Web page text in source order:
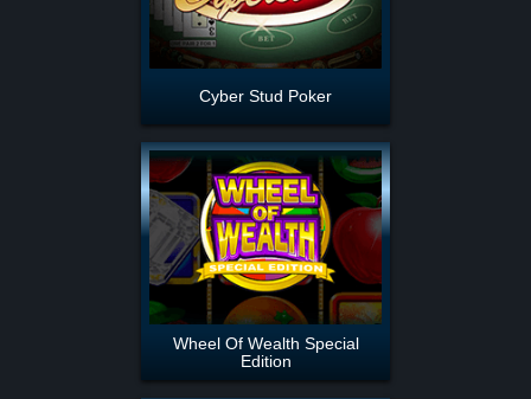
Cyber Stud Poker
Wheel Of Wealth Special
Edition